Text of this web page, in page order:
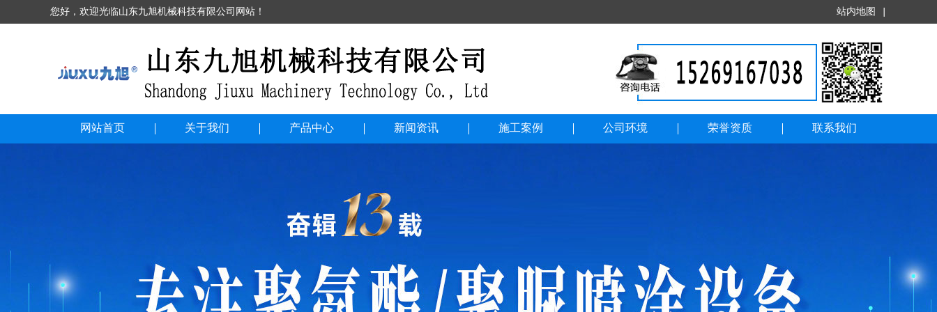
您好，欢迎光临山东九旭机械科技有限公司网站！ 站内地图
网站首页 关于我们 产品中心 新闻资讯 施工案例 公司环境 荣誉资质 联系我们